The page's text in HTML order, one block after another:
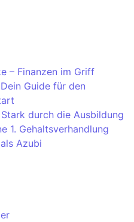
– Finanzen im Griff
Guide für den
durch die Ausbildung
1. Gehaltsverhandlung
Azubi